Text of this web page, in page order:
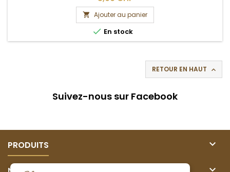
 Ajouter au panier
 En stock
RETOUR EN HAUT 
Suivez-nous sur Facebook
PRODUITS 